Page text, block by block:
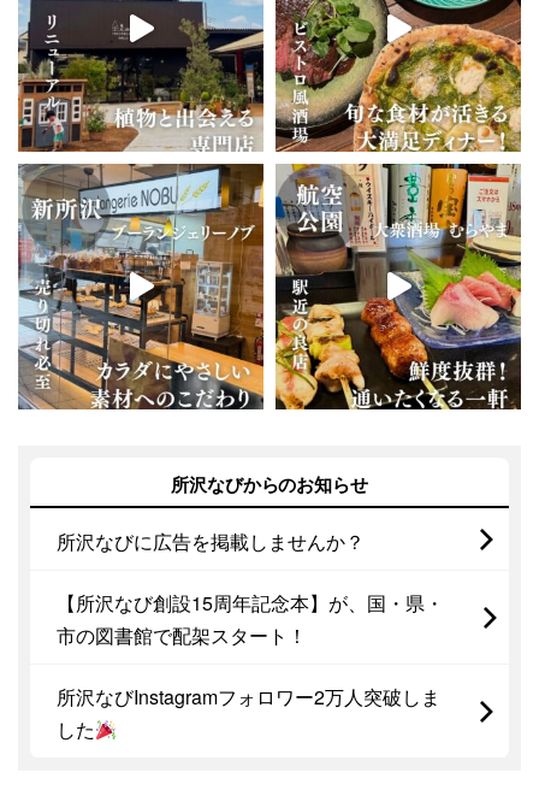
所沢なびからのお知らせ
所沢なびに広告を掲載しませんか？
【所沢なび創設15周年記念本】が、国・県・
市の図書館で配架スタート！
所沢なびInstagramフォロワー2万人突破しま
した